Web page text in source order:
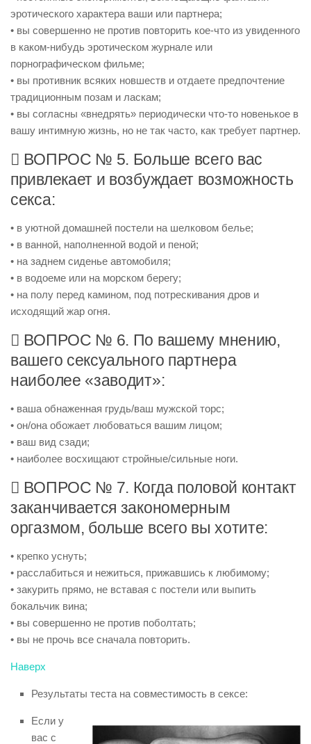
эротического характера ваши или партнера;
• вы совершенно не против повторить кое-что из увиденного
в каком-нибудь эротическом журнале или
порнографическом фильме;
• вы противник всяких новшеств и отдаете предпочтение
традиционным позам и ласкам;
• вы согласны «внедрять» периодически что-то новенькое в
вашу интимную жизнь, но не так часто, как требует партнер.
 ВОПРОС № 5. Больше всего вас
привлекает и возбуждает возможность
секса:
• в уютной домашней постели на шелковом белье;
• в ванной, наполненной водой и пеной;
• на заднем сиденье автомобиля;
• в водоеме или на морском берегу;
• на полу перед камином, под потрескивания дров и
исходящий жар огня.
 ВОПРОС № 6. По вашему мнению,
вашего сексуального партнера
наиболее «заводит»:
• ваша обнаженная грудь/ваш мужской торс;
• он/она обожает любоваться вашим лицом;
• ваш вид сзади;
• наиболее восхищают стройные/сильные ноги.
 ВОПРОС № 7. Когда половой контакт
заканчивается закономерным
оргазмом, больше всего вы хотите:
• крепко уснуть;
• расслабиться и нежиться, прижавшись к любимому;
• закурить прямо, не вставая с постели или выпить
бокальчик вина;
• вы совершенно не против поболтать;
• вы не прочь все сначала повторить.
Наверх
Результаты теста на совместимость в сексе:
Если у
вас с